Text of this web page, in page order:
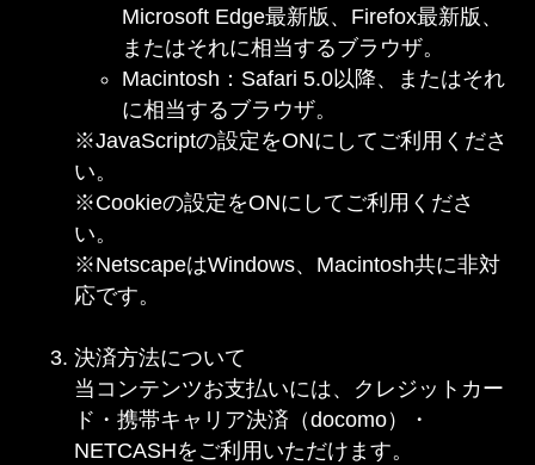
Microsoft Edge最新版、Firefox最新版、
またはそれに相当するブラウザ。
Macintosh：Safari 5.0以降、またはそれ
に相当するブラウザ。
※JavaScriptの設定をONにしてご利用くださ
い。
※Cookieの設定をONにしてご利用くださ
い。
※NetscapeはWindows、Macintosh共に非対
応です。
決済方法について
当コンテンツお支払いには、クレジットカー
ド・携帯キャリア決済（docomo）・
NETCASHをご利用いただけます。